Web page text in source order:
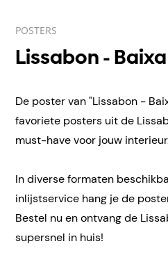
POSTERS
Lissabon - Baixa
De poster van "Lissabon -
favoriete posters uit de
must-have voor jouw
In diverse formaten
inlijstservice hang je de
Bestel nu en ontvang de
supersnel in huis!